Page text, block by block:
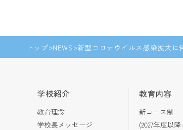
トップ NEWS 新型コロナウイルス感染拡大
学校紹介
教育理念
学校長メッセージ
教育内容
新コース制
(2027年度以